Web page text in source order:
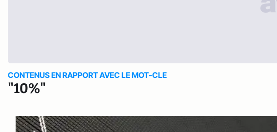
CONTENUS EN RAPPORT AVEC LE MOT-CLE
"10%"